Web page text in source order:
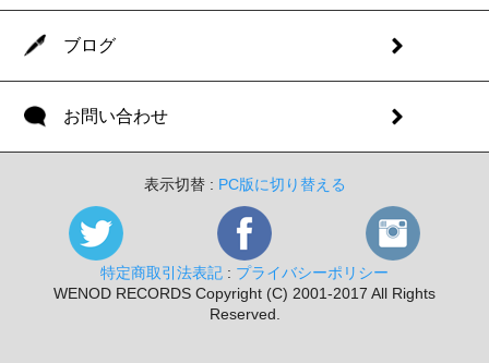
ブログ
お問い合わせ
表示切替 : PC版に切り替える
特定商取引法表記 : プライバシーポリシー
WENOD RECORDS Copyright (C) 2001-2017 All Rights
Reserved.